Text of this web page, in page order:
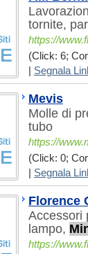
tornite,
https://
(Click: 6;
Segnala
Mevis
Molle di
tubo
https://
(Click: 0;
Segnala
Florence
Accessori
lampo,
https://